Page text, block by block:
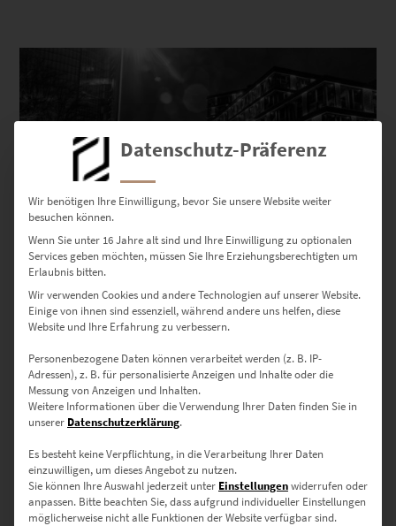
Dieses Produkt weist mehrere Varianten auf. Die Optionen können auf der Produktseite gewählt werden
EZ01092 Bonn At the Speed of Light Vol II
€24,90–€1.099,00
zzgl.Versand
Lieferzeit: ca. 10 Werktage
Datenschutz-Präferenz
Wir benötigen Ihre Einwilligung, bevor Sie unsere Website weiter
besuchen können.
Wenn Sie unter 16 Jahre alt sind und Ihre Einwilligung zu optionalen
Services geben möchten, müssen Sie Ihre Erziehungsberechtigten um
Erlaubnis bitten.
Wir verwenden Cookies und andere Technologien auf unserer Website.
Einige von ihnen sind essenziell, während andere uns helfen, diese
Website und Ihre Erfahrung zu verbessern.
Personenbezogene Daten können verarbeitet werden (z. B. IP-
Adressen), z. B. für personalisierte Anzeigen und Inhalte oder die
Messung von Anzeigen und Inhalten.
Weitere Informationen über die Verwendung Ihrer Daten finden Sie in
unserer Datenschutzerklärung.
Es besteht keine Verpflichtung, in die Verarbeitung Ihrer Daten
einzuwilligen, um dieses Angebot zu nutzen.
Sie können Ihre Auswahl jederzeit unter Einstellungenwiderrufen oder
anpassen. Bitte beachten Sie, dass aufgrund individueller Einstellungen
möglicherweise nicht alle Funktionen der Website verfügbar sind.